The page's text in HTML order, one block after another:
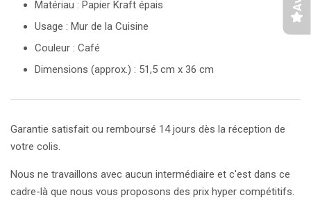
Matériau : Papier Kraft épais
Usage : Mur de la Cuisine
Couleur : Café
Dimensions (approx.) : 51,5 cm x 36 cm
Garantie satisfait ou remboursé 14 jours dès la réception de
votre colis.
Nous ne travaillons avec aucun intermédiaire et c'est dans ce
cadre-là que nous vous proposons des prix hyper compétitifs.